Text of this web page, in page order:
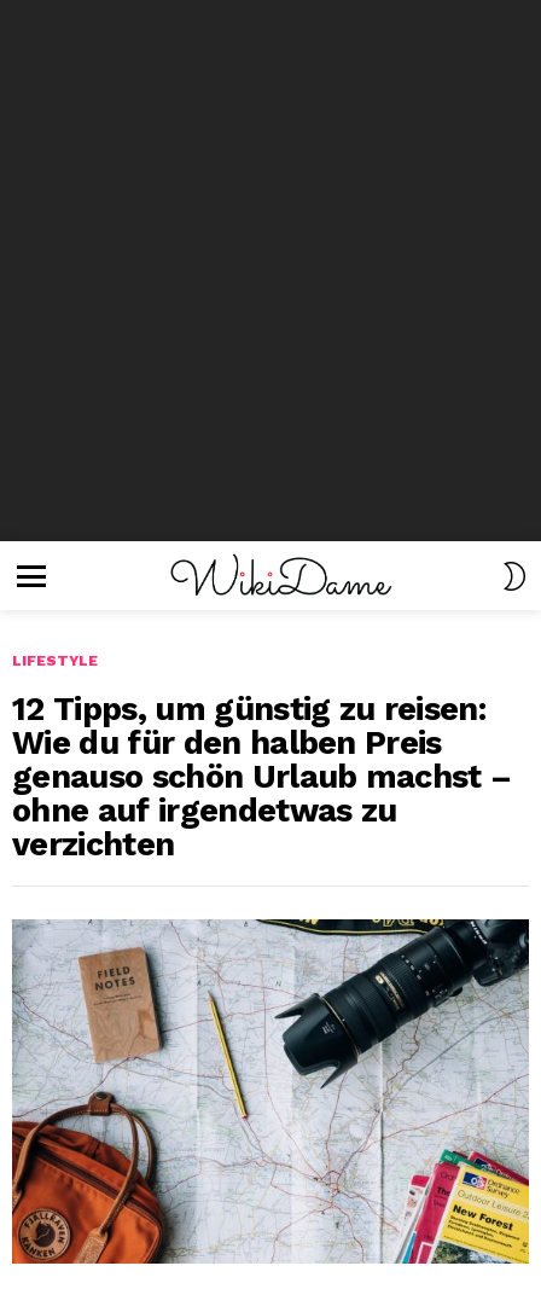
LIFESTYLE
12 Tipps, um günstig zu reisen:
Wie du für den halben Preis
genauso schön Urlaub machst –
ohne auf irgendetwas zu
verzichten